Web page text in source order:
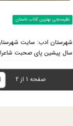
نظرسنجی بهترین کتاب داستان
سال پیشین پای صحبت
صفحه 1 از 2